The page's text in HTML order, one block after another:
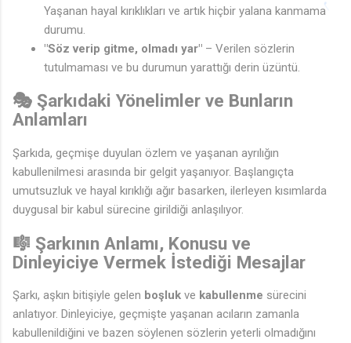
Yaşanan hayal kırıklıkları ve artık hiçbir yalana kanmama
durumu.
"Söz verip gitme, olmadı yar" – Verilen sözlerin
tutulmaması ve bu durumun yarattığı derin üzüntü.
🎭 Şarkıdaki Yönelimler ve Bunların
Anlamları
Şarkıda, geçmişe duyulan özlem ve yaşanan ayrılığın
kabullenilmesi arasında bir gelgit yaşanıyor. Başlangıçta
umutsuzluk ve hayal kırıklığı ağır basarken, ilerleyen kısımlarda
duygusal bir kabul sürecine girildiği anlaşılıyor.
🎼 Şarkının Anlamı, Konusu ve
Dinleyiciye Vermek İstediği Mesajlar
Şarkı, aşkın bitişiyle gelen boşluk ve kabullenme sürecini
anlatıyor. Dinleyiciye, geçmişte yaşanan acıların zamanla
kabullenildiğini ve bazen söylenen sözlerin yeterli olmadığını